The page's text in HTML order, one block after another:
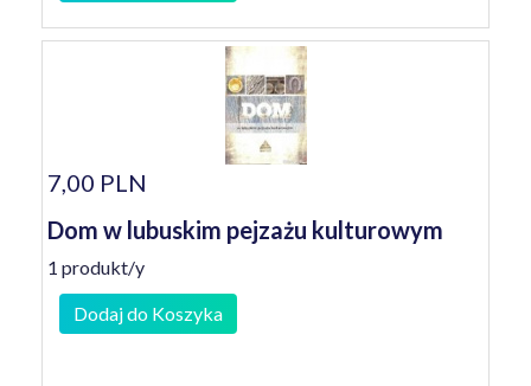
7,00 PLN
Dom w lubuskim pejzażu kulturowym
1 produkt/y
Dodaj do Koszyka